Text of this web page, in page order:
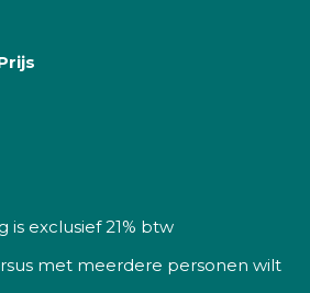
is exclusief 21% btw
met meerdere personen wilt